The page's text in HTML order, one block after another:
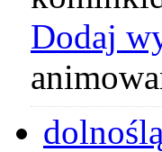
Dodaj